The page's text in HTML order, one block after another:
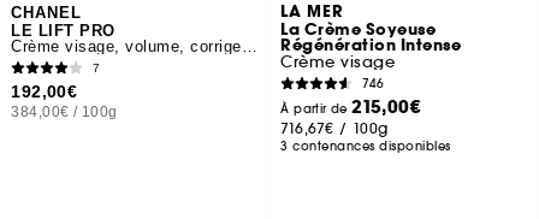
CHANEL
LE LIFT PRO
Crème visage, volume, corrige, redessine, repulpe
7
192,00€
384,00€ / 100g
LA MER
La Crème Soyeuse
Régénération Intense
Crème visage
746
À partir de215,00€
716,67€ / 100g
3 contenances disponibles